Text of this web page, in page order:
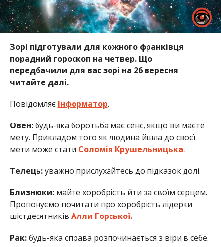
Зорі підготували для кожного франківця
порадний гороскоп на четвер. Що
передбачили для вас зорі на 26 вересня
читайте далі.
Повідомляє Інформатор.
Овен:будь-яка боротьба має сенс, якщо ви маєте
мету. Прикладом того як людина йшла до своєї
мети може стати Соломія Крушельницька.
Телець:уважно прислухайтесь до підказок долі.
Близнюки: майте хоробрість йти за своїм серцем.
Пропонуємо почитати про хоробрість лідерки
шістдесятників Алли Горської.
Рак:будь-яка справа розпочинається з віри в себе.